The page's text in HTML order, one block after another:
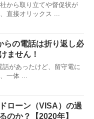
から取り立てや督促状が
直接オリックス ...
らの電話は折り返し必
ません！
話があったけど、留守電に
一体 ...
ローン（VISA）の過
のか？【2020年】